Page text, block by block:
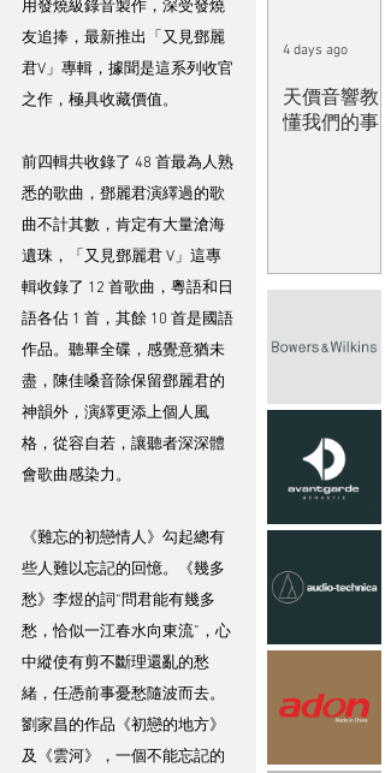
用發燒級錄音製作，深受發燒
友追捧，最新推出「又見鄧麗
君V」專輯，據聞是這系列收官
之作，極具收藏價值。
前四輯共收錄了 48 首最為人熟
悉的歌曲，鄧麗君演繹過的歌
曲不計其數，肯定有大量滄海
遺珠，「又見鄧麗君 V」這專
輯收錄了 12 首歌曲，粵語和日
語各佔 1 首，其餘 10 首是國語
作品。聽畢全碟，感覺意猶未
盡，陳佳嗓音除保留鄧麗君的
神韻外，演繹更添上個人風
格，從容自若，讓聽者深深體
會歌曲感染力。
《難忘的初戀情人》勾起總有
些人難以忘記的回憶。《幾多
愁》李煜的詞“問君能有幾多
愁，恰似一江春水向東流”，心
中縱使有剪不斷理還亂的愁
緒，任憑前事憂愁隨波而去。
劉家昌的作品《初戀的地方》
及《雲河》，一個不能忘記的
天價音響教
懂我們的事
4 days ago